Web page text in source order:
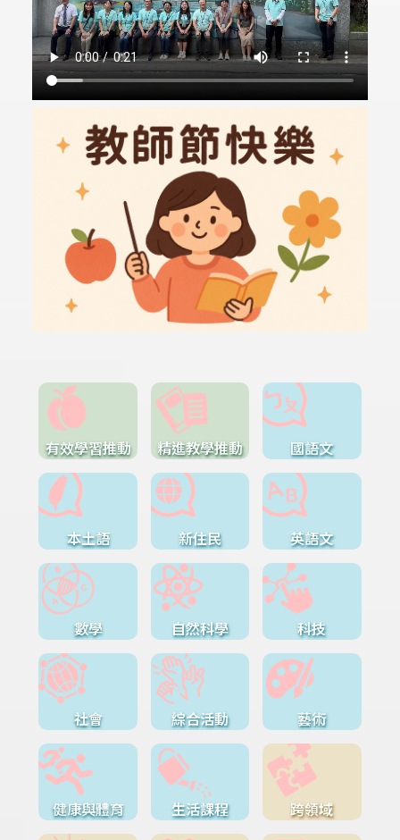
有效學習推動 精進教學推動 國語文
本土語 新住民 英語文
數學 自然科學 科技
社會 綜合活動 藝術
健康與體育 生活課程 跨領域